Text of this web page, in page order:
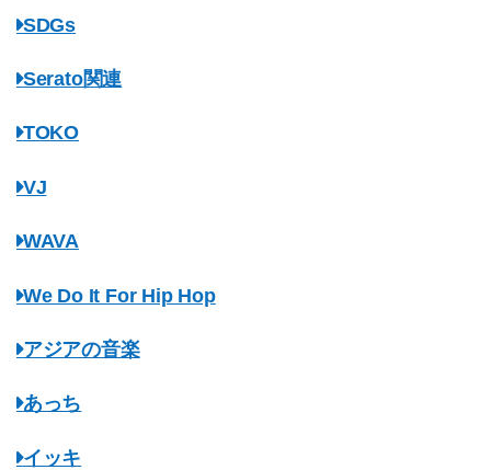
SDGs
Serato関連
TOKO
VJ
WAVA
We Do It For Hip Hop
アジアの音楽
あっち
イッキ